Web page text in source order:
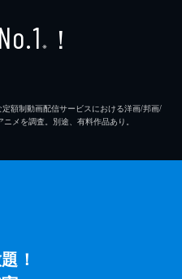
No.1 ※ ！
額制動画配信サービスにおける洋画/邦画/
メを調査。別途、有料作品あり。
！